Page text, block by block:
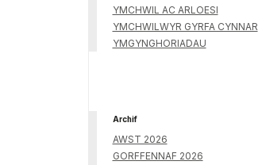
YMCHWIL AC ARLOESI
YMCHWILWYR GYRFA CYNNAR
YMGYNGHORIADAU
Archif
AWST 2026
GORFFENNAF 2026